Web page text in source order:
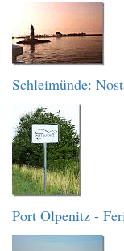
Schleimünde:
Port Olpenitz -